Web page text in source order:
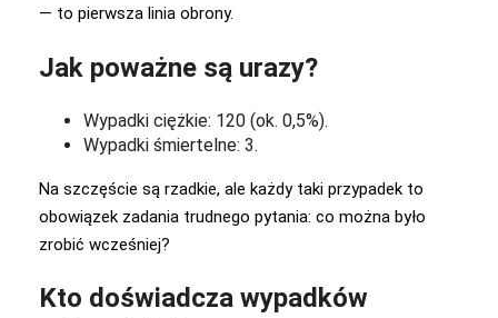
— to pierwsza linia obrony.
Jak poważne są urazy?
Wypadki ciężkie: 120 (ok. 0,5%).
Wypadki śmiertelne: 3.
Na szczęście są rzadkie, ale każdy taki przypadek to
obowiązek zadania trudnego pytania: co można było
zrobić wcześniej?
Kto doświadcza wypadków